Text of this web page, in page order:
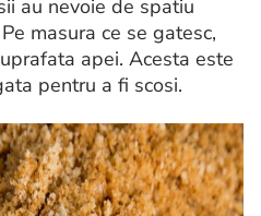
au nevoie de spatiu
masura ce se gatesc,
apei. Acesta este
pentru a fi scosi.